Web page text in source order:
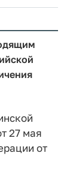
27 мая
от